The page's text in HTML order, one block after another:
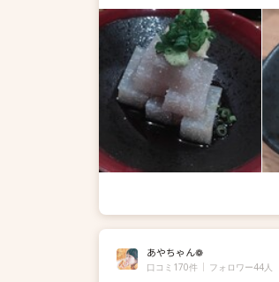
あやちゃん❁
口コミ170件 フォロワー44人